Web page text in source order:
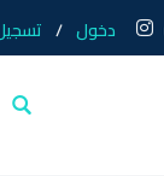
دخول تسجيل